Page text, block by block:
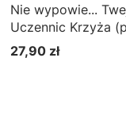
Nie wypowie...
Uczennic Krzyża
Cena
27,90 zł